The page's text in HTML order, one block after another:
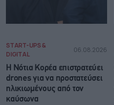
START-UPS &
DIGITAL
06.08.2026
Η Νότια Κορέα επιστρατεύει
drones για να προστατεύσει
ηλικιωμένους από τον
καύσωνα